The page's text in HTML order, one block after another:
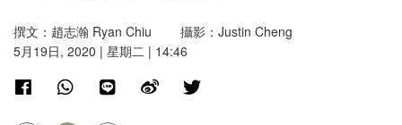
撰文：趙志瀚 Ryan Chiu 攝影：Justin Cheng
5月19日, 2020 | 星期二 | 14:46